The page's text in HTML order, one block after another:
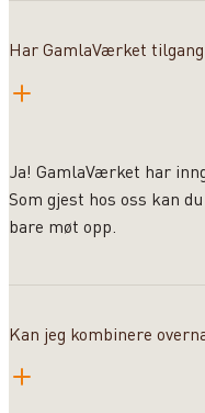
Har GamlaVærket
Ja! GamlaVærket har
Som gjest hos oss kan
bare møt opp.
Kan jeg kombinere